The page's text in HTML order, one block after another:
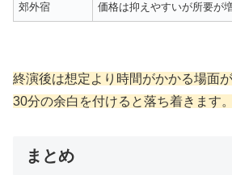
郊外宿 価格は抑えやすいが所要が
終演後は想定より時間がかかる場面
30分の余白を付けると落ち着きます。
まとめ